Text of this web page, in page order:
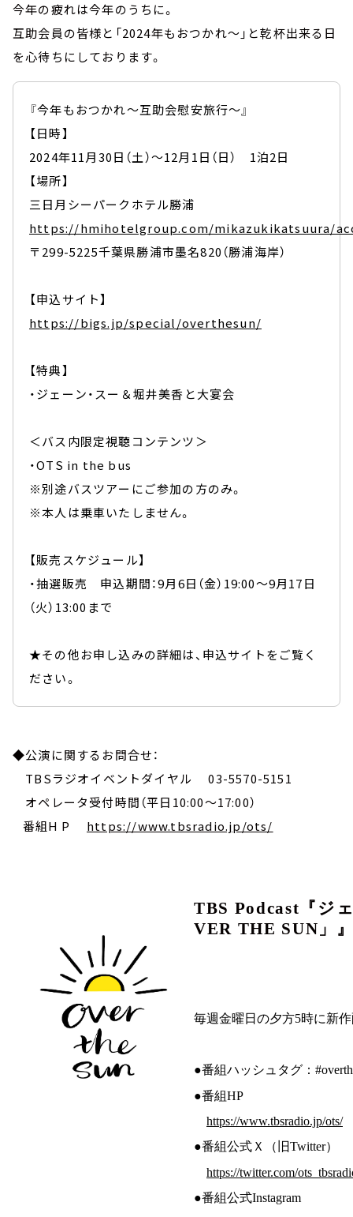
今年の疲れは今年のうちに。
互助会員の皆様と「2024年もおつかれ～」と乾杯出来る日
を心待ちにしております。
『今年もおつかれ～互助会慰安旅行～』
【日時】
2024年11月30日（土）～12月1日（日） 1泊2日
【場所】
三日月シーパークホテル勝浦
https://hmihotelgroup.com/mikazukikatsuura/
〒299-5225千葉県勝浦市墨名820（勝浦海岸）
【申込サイト】
https://bigs.jp/special/overthesun/
【特典】
・ジェーン・スー＆堀井美香と大宴会
＜バス内限定視聴コンテンツ＞
・OTS in the bus
※別途バスツアーにご参加の方のみ。
※本人は乗車いたしません。
【販売スケジュール】
・抽選販売 申込期間：9月6日（金）19:00～9月17日
（火）13:00まで
★その他お申し込みの詳細は、申込サイトをご覧く
ださい。
◆公演に関するお問合せ：
TBSラジオイベントダイヤル 03-5570-5151
オペレータ受付時間（平日10:00～17:00）
番組H P https://www.tbsradio.jp/ots/
TBS Podcast『ジ
VER THE SUN」
毎週金曜日の夕方5時に新
●番組ハッシュタグ：
●番組HP
https://www.tbsradio.jp/ots/
●番組公式Ｘ（旧Twitter）
https://twitter.com/
●番組公式Instagram